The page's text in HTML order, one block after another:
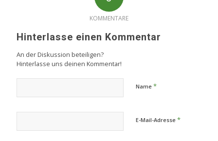
KOMMENTARE
Hinterlasse einen Kommentar
An der Diskussion beteiligen?
Hinterlasse uns deinen Kommentar!
Name *
E-Mail-Adresse *